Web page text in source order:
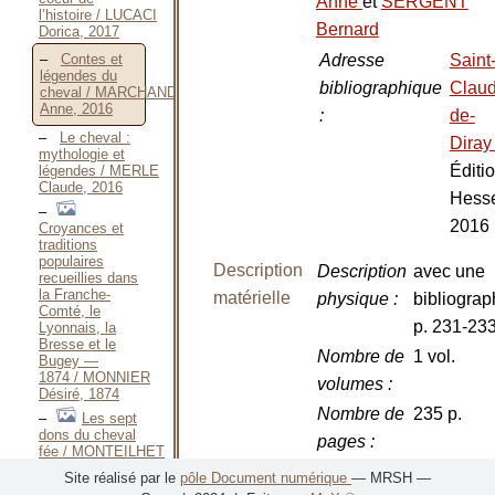
l’histoire / LUCACI
Dorica, 2017
Contes et
légendes du
cheval / MARCHAND
Anne, 2016
Le cheval :
mythologie et
légendes / MERLE
Claude, 2016
Croyances et
traditions
populaires
recueillies dans
la Franche-
Comté, le
Lyonnais, la
Bresse et le
Bugey —
1874 / MONNIER
Désiré, 1874
Les sept
dons du cheval
fée / MONTEILHET
Del Cavallo
Bernard
Adresse
bibliographique
:
Saint-
de-
Diray
2016
Description
matérielle
Description
physique:
avec une
p. 231-
Nombre de
volumes:
1 vol.
Nombre de
pages:
235 p.
Dimensions
Site réalisé par le pôle Document numérique — MRSH —